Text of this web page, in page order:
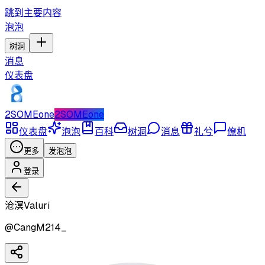
跳到主要内容
泡泡
树洞
消息
仪表盘
2SOMEone2SOMEone
仪表盘
泡泡 百科 树洞 消息 礼兮 僚机
更多 发泡泡
登录
沧溟Valuri
@CangM214_